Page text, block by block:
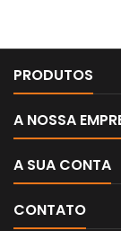
PRODUTOS
A NOSSA
A SUA CONTA
CONTATO